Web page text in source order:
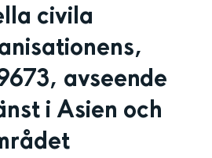
civila
avseende
i Asien och